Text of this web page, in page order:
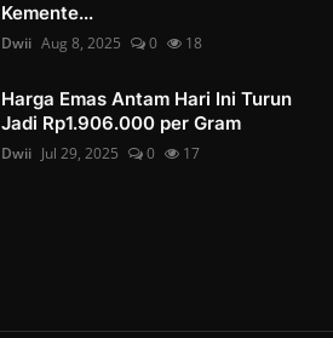
Kemente...
Dwii Aug 8, 2025 0 18
Harga Emas Antam Hari Ini Turun
Jadi Rp1.906.000 per Gram
Dwii Jul 29, 2025 0 17